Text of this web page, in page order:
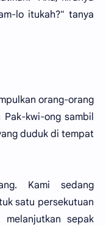
lo itukah?" tanya
orang-orang
kwi-ong sambil
duduk di tempat
Kami sedang
satu persekutuan
sepak